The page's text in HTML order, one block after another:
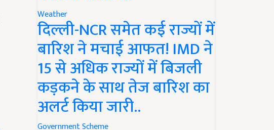
Weather
दिल्ली-NCR समेत कई राज्यों में
बारिश ने मचाई आफत! IMD ने
15 से अधिक राज्यों में बिजली
कड़कने के साथ तेज बारिश का
अलर्ट किया जारी..
Government Scheme